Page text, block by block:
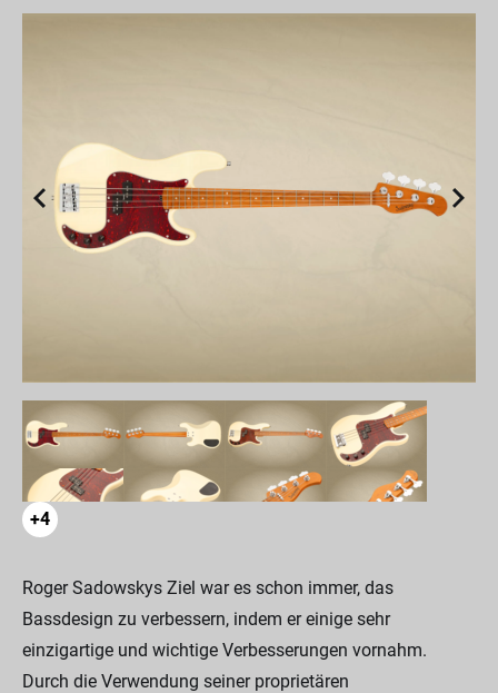
+4
Roger Sadowskys Ziel war es schon immer, das
Bassdesign zu verbessern, indem er einige sehr
einzigartige und wichtige Verbesserungen vornahm.
Durch die Verwendung seiner proprietären